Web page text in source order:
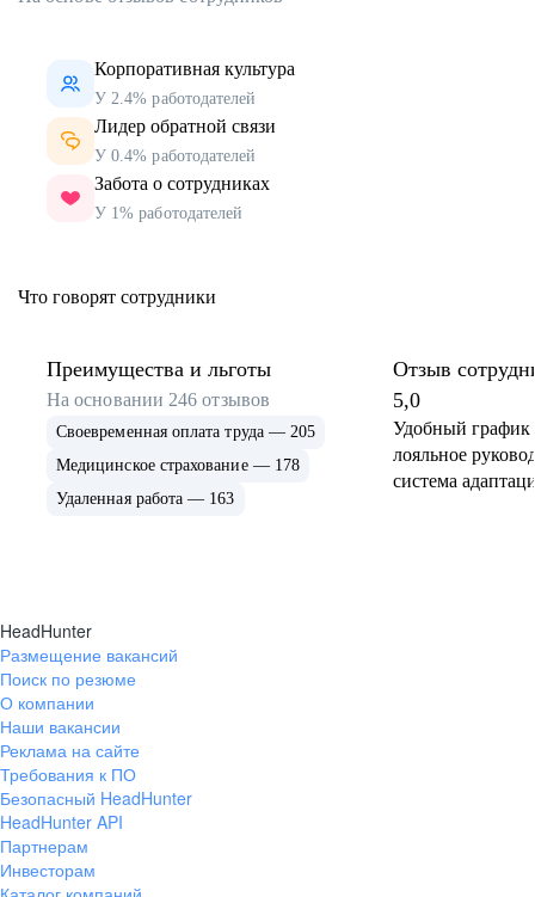
Корпоративная культура
У 2.4% работодателей
Лидер обратной связи
У 0.4% работодателей
Забота о сотрудниках
У 1% работодателей
Что говорят сотрудники
Преимущества и льготы
На основании 246 отзывов
Своевременная оплата труда — 205
Медицинское страхование — 178
Удаленная работа — 163
Отзыв
5,0
Удобный график
лояльное
система
HeadHunter
Размещение вакансий
Поиск по резюме
О компании
Наши вакансии
Реклама на сайте
Требования к ПО
Безопасный HeadHunter
HeadHunter API
Партнерам
Инвесторам